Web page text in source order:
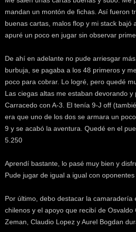
mandan un montón de fichas. Así fueron
buenas cartas, malos flop y mi stack bajó
apuré un poco en jugar sin observar
De ahí en adelante no pude arriesgar
burbuja, se pagaba a los 48 primeros y
poco para cobrar. Lo logré, pero quedé
Las ciegas altas me estaban devorando y
Carracedo con A-3. El tenía 9-J off
era que uno de los dos se armara un
9 y se acabó la aventura. Quedé en el
5.250
Aprendí bastante, lo pasé muy bien y
Pude jugar de igual a igual con oponentes
Por último, debo destacar la camaradería
chilenos y el apoyo que recibí de Osvaldo
Zeman, Claudio Lopez y Aurel Bogdan